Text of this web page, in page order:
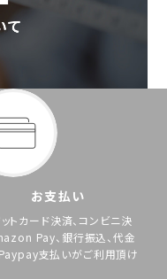
お支払い
トカード決済、コンビニ決
Pay、銀行振込、代金
支払いがご利用頂け